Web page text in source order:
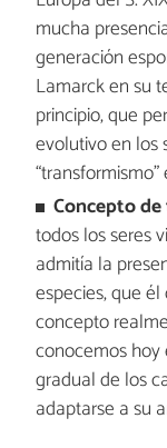
mucha
generación
Lamarck en su
principio, que
evolutivo en los
Concepto
todos los seres
admitía la
especies, que
concepto
conocemos
gradual de los
adaptarse a su